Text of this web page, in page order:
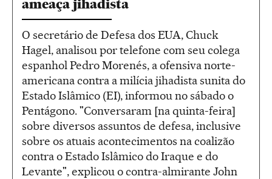
ameaça jihadista
O secretário de Defesa dos EUA, Chuck
Hagel, analisou por telefone com seu colega
espanhol Pedro Morenés, a ofensiva norte-
americana contra a milícia jihadista sunita do
Estado Islâmico (EI), informou no sábado o
Pentágono. "Conversaram [na quinta-feira]
sobre diversos assuntos de defesa, inclusive
sobre os atuais acontecimentos na coalizão
contra o Estado Islâmico do Iraque e do
Levante", explicou o contra-almirante John